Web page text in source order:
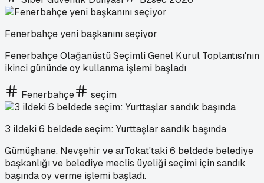
Fenerbahçe yeni başkanını seçiyor
Fenerbahçe Olağanüstü Seçimli Genel Kurul Toplantısı'nın
ikinci gününde oy kullanma işlemi başladı
Fenerbahçe seçim
3 ildeki 6 beldede seçim: Yurttaşlar sandık başında
Gümüşhane, Nevşehir ve arTokat'taki 6 beldede belediye
başkanlığı ve belediye meclis üyeliği seçimi için sandık
başında oy verme işlemi başladı.